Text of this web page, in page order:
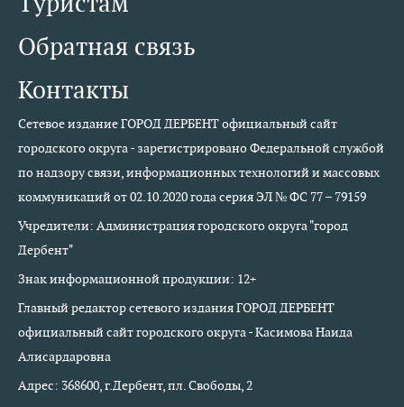
Обратная связь
Контакты
Сетевое издание ГОРОД ДЕРБЕНТ официальный сайт
городского округа - зарегистрировано Федеральной службой
по надзору связи, информационных технологий и массовых
коммуникаций от 02.10.2020 года серия ЭЛ № ФС 77 – 79159
Учредители: Администрация городского округа "город
Дербент"
Знак информационной продукции: 12+
Главный редактор сетевого издания ГОРОД ДЕРБЕНТ
официальный сайт городского округа - Касимова Наида
Алисардаровна
Адрес: 368600, г.Дербент, пл. Свободы, 2